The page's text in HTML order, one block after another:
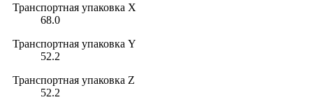
Транспортная упаковка X
68.0
Транспортная упаковка Y
52.2
Транспортная упаковка Z
52.2